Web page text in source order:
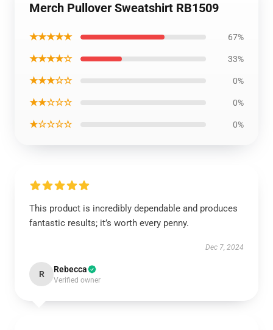
Merch Pullover Sweatshirt RB1509
★★★★★ 67%
★★★★☆ 33%
★★★☆☆ 0%
★★☆☆☆ 0%
★☆☆☆☆ 0%
This product is incredibly dependable and produces
fantastic results; it’s worth every penny.
Dec 7, 2024
R Rebecca
Verified owner